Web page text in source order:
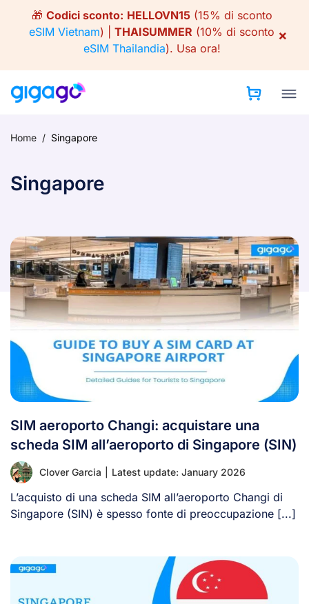
content
🎁 Codici sconto: HELLOVN15(15% di sconto
eSIM Vietnam) | THAISUMMER (10% di sconto
eSIM Thailandia). Usa ora!
×
Home / Singapore
Singapore
SIM aeroporto Changi: acquistare una
scheda SIM all’aeroporto di Singapore (SIN)
Clover Garcia Latest update: January 2026
L’acquisto di una scheda SIM all’aeroporto Changi di
Singapore (SIN) è spesso fonte di preoccupazione [...]